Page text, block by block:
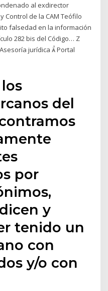
al exdirector
Control de la CAM Teófilo
falsedad en la información
282 bis del Código… Z
jurídica  Portal
del
por
y
tenido un
con
y/o con